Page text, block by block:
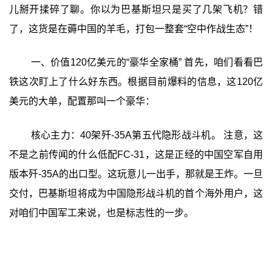
儿掰开揉碎了聊。你以为巴基斯坦只是买了几架飞机？错
了，这货是在薅中国的羊毛，打包一整套“空中作战生态”！
一、价值120亿美元的“豪华全家桶” 首先，咱们看看巴
铁这次盯上了什么好东西。根据目前爆料的信息，这120亿
美元的大单，配置那叫一个豪华：
核心主力：40架歼-35A第五代隐形战斗机。 注意，这
不是之前传闻的什么低配FC-31，这是正经的中国空军自用
版本歼-35A的出口型。这玩意儿一出手，那就是王炸。一旦
交付，巴基斯坦将成为中国隐形战斗机的首个海外用户，这
对咱们中国军工来说，也是标志性的一步。